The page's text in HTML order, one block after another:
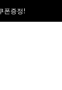
폰증정!